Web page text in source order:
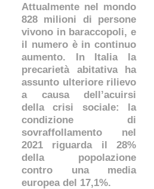
Attualmente nel mondo
828 milioni di persone
vivono in baraccopoli, e
il numero è in continuo
aumento. In Italia la
precarietà abitativa ha
assunto ulteriore rilievo
a causa dell’acuirsi
della crisi sociale: la
condizione di
sovraffollamento nel
2021 riguarda il 28%
della popolazione
contro una media
europea del 17,1%.